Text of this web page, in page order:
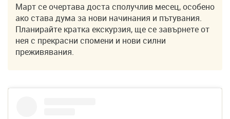
Март се очертава доста сполучлив месец, особено
ако става дума за нови начинания и пътувания.
Планирайте кратка екскурзия, ще се завърнете от
нея с прекрасни спомени и нови силни
преживявания.